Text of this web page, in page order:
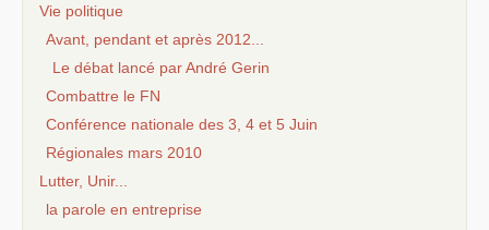
Vie politique
Avant, pendant et après 2012...
Le débat lancé par André Gerin
Combattre le FN
Conférence nationale des 3, 4 et 5 Juin
Régionales mars 2010
Lutter, Unir...
la parole en entreprise